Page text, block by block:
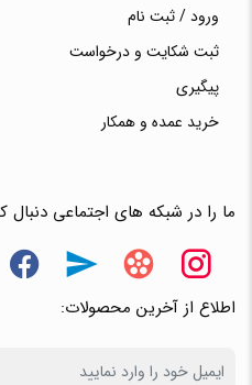
ورود / ثبت نام
ثبت شکایت و درخواست
پیگیری
خرید عمده و همکار
ما را در شبکه های اجتماعی دنبال
اطلاع از آخرین محصولات: